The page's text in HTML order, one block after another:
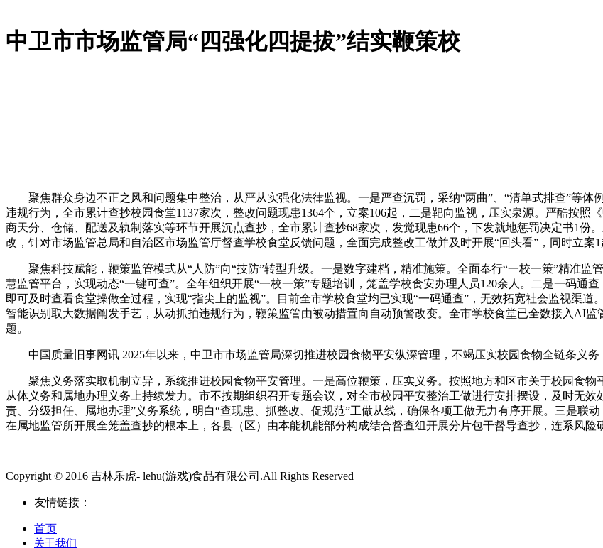
中卫市市场监管局“四强化四提拔”结实鞭策校
聚焦群众身边不正之风和问题集中整治，从严从实强化法律监视。一是严查沉罚，采纳“两曲”、“清单式排查”等体
违规行为，全市累计查抄校园食堂1137家次，整改问题现患1364个，立案106起，二是靶向监视，压实泉源。严酷按照
商天分、仓储、配送及轨制落实等环节开展沉点查抄，全市累计查抄68家次，发觉现患66个，下发就地惩罚决定书1份
改，针对市场监管总局和自治区市场监管厅督查学校食堂反馈问题，全面完成整改工做并及时开展“回头看”，同时立案1
聚焦科技赋能，鞭策监管模式从“人防”向“技防”转型升级。一是数字建档，精准施策。全面奉行“一校一策”精准监
慧监管平台，实现动态“一键可查”。全年组织开展“一校一策”专题培训，笼盖学校食安办理人员120余人。二是一码通
即可及时查看食堂操做全过程，实现“指尖上的监视”。目前全市学校食堂均已实现“一码通查”，无效拓宽社会监视渠
智能识别取大数据阐发手艺，从动抓拍违规行为，鞭策监管由被动措置向自动预警改变。全市学校食堂已全数接入AI
题。
中国质量旧事网讯 2025年以来，中卫市市场监管局深切推进校园食物平安纵深管理，不竭压实校园食物全链条义务
聚焦义务落实取机制立异，系统推进校园食物平安管理。一是高位鞭策，压实义务。按照地方和区市关于校园食物
从体义务和属地办理义务上持续发力。市不按期组织召开专题会议，对全市校园平安整治工做进行安排摆设，及时无
责、分级担任、属地办理”义务系统，明白“查现患、抓整改、促规范”工做从线，确保各项工做无力有序开展。三是联
在属地监管所开展全笼盖查抄的根本上，各县（区）由本能机能部分构成结合督查组开展分片包干督导查抄，连系风险
Copyright © 2016 吉林乐虎- lehu(游戏)食品有限公司.All Rights Reserved
友情链接：
首页
关于我们